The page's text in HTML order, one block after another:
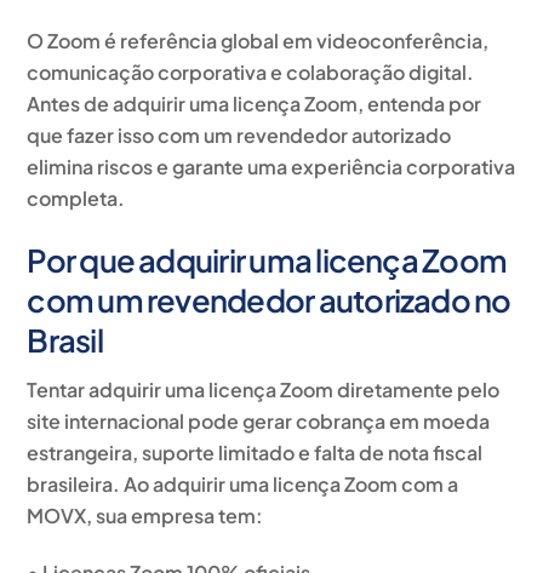
O Zoom é referência global emvideoconferência,
comunicação corporativa e colaboração digital.
Antes de adquirir uma licença Zoom, entenda por
que fazer isso com um revendedor autorizado
elimina riscos e garante uma experiência corporativa
completa.
Por que adquirir uma licença Zoom
com um revendedor autorizado no
Brasil
Tentar adquirir uma licença Zoom diretamente pelo
site internacional pode gerar cobrança em moeda
estrangeira, suporte limitado e falta de nota fiscal
brasileira. Ao adquirir uma licença Zoom com a
MOVX, sua empresa tem: